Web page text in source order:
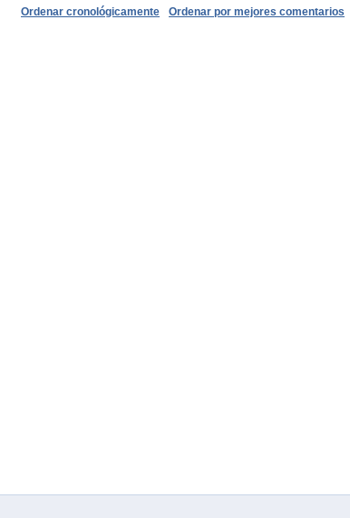
Ordenar por mejores comentarios
Ordenar cronológicamente